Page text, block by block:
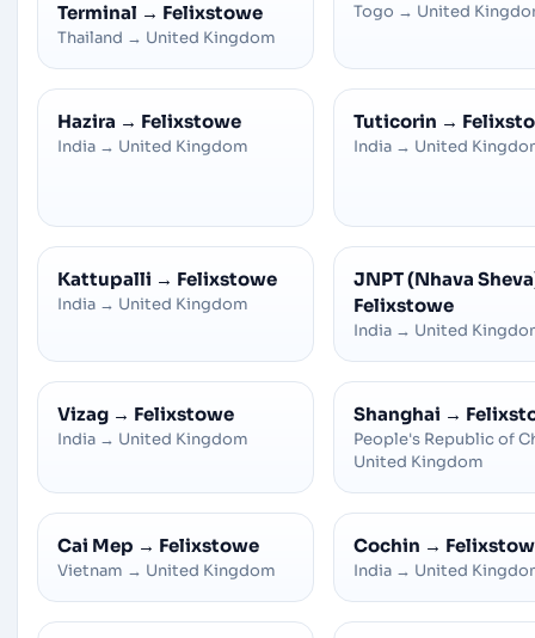
Terminal → Felixstowe
Thailand → United Kingdom
Togo → United
Hazira → Felixstowe
India → United Kingdom
Tuticorin →
India → United
Kattupalli → Felixstowe
India → United Kingdom
JNPT (Nhava
Felixstowe
India → United
Vizag → Felixstowe
India → United Kingdom
Shanghai →
People's Republic of
United Kingdom
Cai Mep → Felixstowe
Vietnam → United Kingdom
Cochin →
India → United